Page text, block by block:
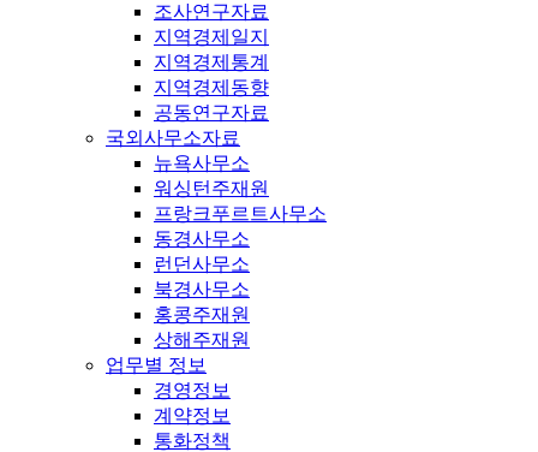
조사연구자료
지역경제일지
지역경제통계
지역경제동향
공동연구자료
국외사무소자료
뉴욕사무소
워싱턴주재원
프랑크푸르트사무소
동경사무소
런던사무소
북경사무소
홍콩주재원
상해주재원
업무별 정보
경영정보
계약정보
통화정책